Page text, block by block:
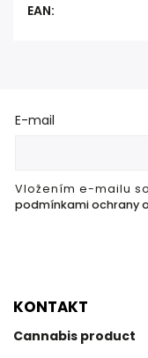
EAN:
E-mail
Vložením e-mailu
podmínkami ochrany
KONTAKT
Cannabis product